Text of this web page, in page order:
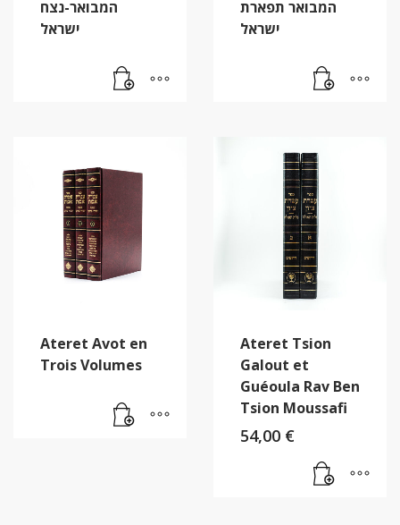
המבואר-נצח
ישראל
המבואר תפארת
ישראל
Ateret Avot en
Trois Volumes
Ateret Tsion
Galout et
Guéoula Rav Ben
Tsion Moussafi
54,00 €